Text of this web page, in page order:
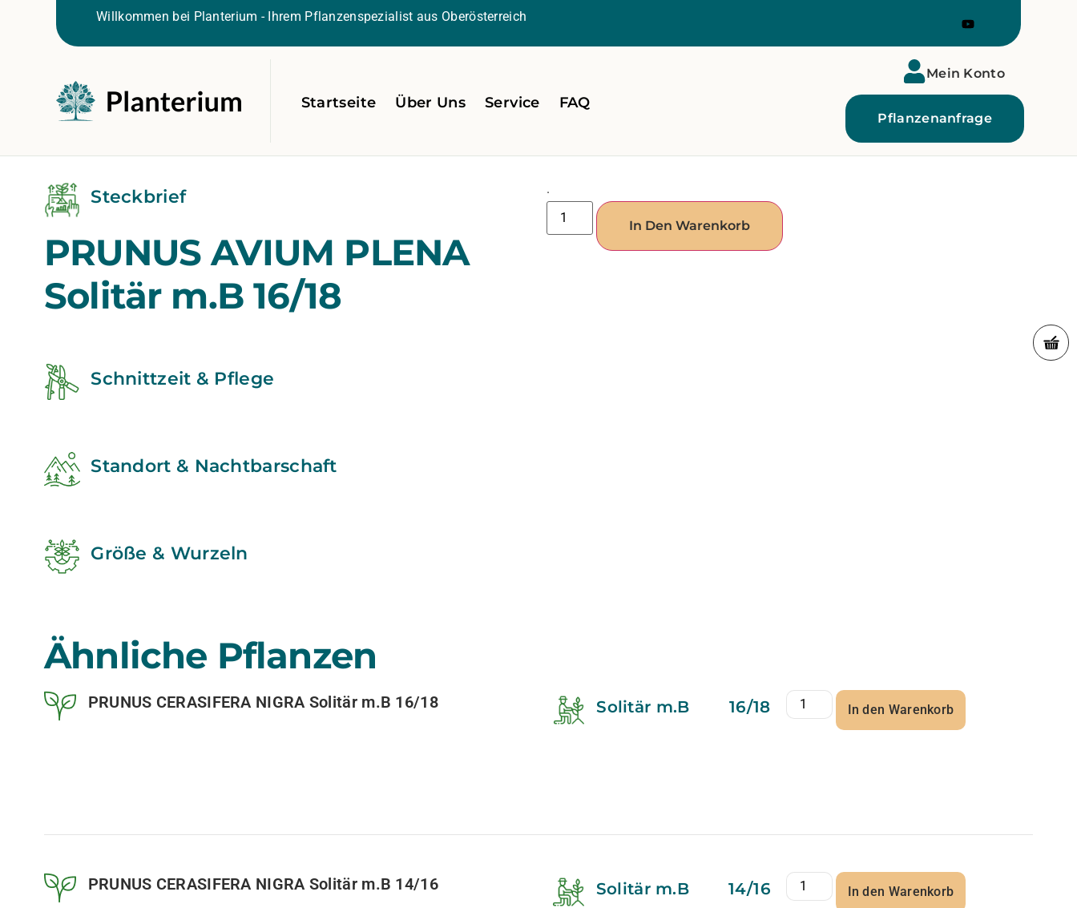
Willkommen bei Planterium - Ihrem Pflanzenspezialist aus Oberösterreich
Startseite Über Uns Service FAQ
Mein Konto
Pflanzenanfrage
Steckbrief
PRUNUS AVIUM PLENA
Solitär m.B 16/18
.
In Den Warenkorb
Schnittzeit & Pflege
Standort & Nachtbarschaft
Größe & Wurzeln
Ähnliche Pflanzen
PRUNUS CERASIFERA NIGRA Solitär m.B 16/18 Solitär m.B 16/18 In den Warenkorb
PRUNUS CERASIFERA NIGRA Solitär m.B 14/16 Solitär m.B 14/16 In den Warenkorb